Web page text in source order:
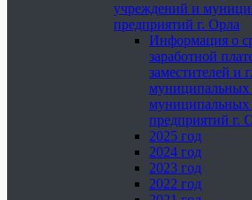
учреждений и
предприятий г. Орла
Информация о
заработной
заместителей и
муниципальных
муниципальных
предприятий г.
2025 год
2024 год
2023 год
2022 год